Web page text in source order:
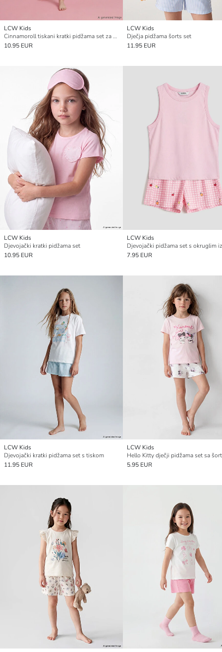
LCW Kids
Cinnamoroll tiskani kratki pidžama set za djevojčice
10.95 EUR
LCW Kids
Dječja pidžama šorts set
11.95 EUR
LCW Kids
Djevojački kratki pidžama set
10.95 EUR
LCW Kids
7.95 EUR
LCW Kids
Djevojački kratki pidžama set s tiskom
11.95 EUR
LCW Kids
Hello Kitty dječji pidžama set sa
5.95 EUR